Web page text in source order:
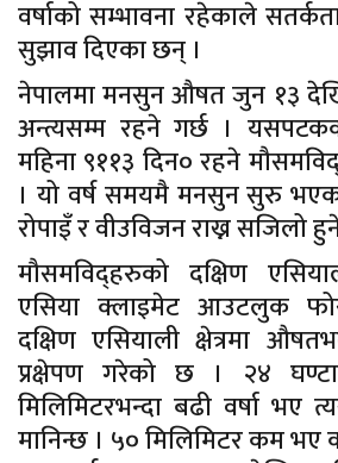
वर्षाको सम्भावना रहेकाले
सुझाव दिएका छन् ।
नेपालमा मनसुन औषत जुन १३
अन्त्यसम्म रहने गर्छ ।
महिना ९११३ दिन० रहने
। यो वर्ष समयमै मनसुन सुरु
रोपाइँ र वीउविजन राख्न सजिलो
मौसमविद्हरुको दक्षिण
एसिया क्लाइमेट आउटलुक
दक्षिण एसियाली क्षेत्रमा
प्रक्षेपण गरेको छ । २४
मिलिमिटरभन्दा बढी वर्षा भए
मानिन्छ । ५० मिलिमिटर कम भए